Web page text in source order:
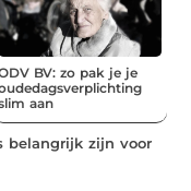
BV: zo pak je je
aan
belangrijk zijn voor